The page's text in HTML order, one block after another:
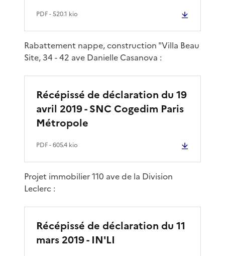
PDF- 520.1 kio
Rabattement nappe, construction "Villa Beau
Site, 34 - 42 ave Danielle Casanova :
Récépissé de déclaration du 19
avril 2019 - SNC Cogedim Paris
Métropole
PDF- 605.4 kio
Projet immobilier 110 ave de la Division
Leclerc :
Récépissé de déclaration du 11
mars 2019 - IN'LI